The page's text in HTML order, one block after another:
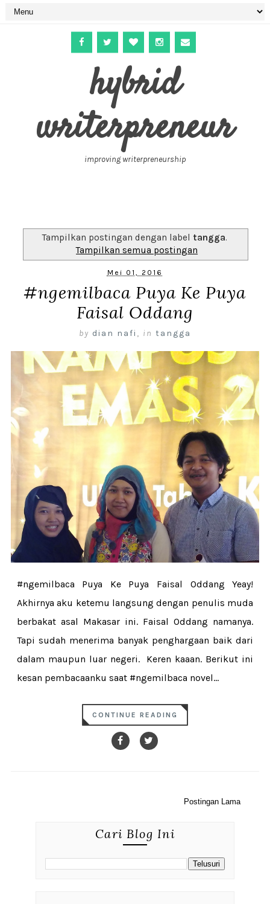
hybrid
writerpreneur
improving writerpreneurship
Tampilkan postingan dengan label tangga.
Tampilkan semua postingan
Mei 01, 2016
#ngemilbaca Puya Ke Puya
Faisal Oddang
by dian nafi , in tangga
#ngemilbaca Puya Ke Puya Faisal Oddang Yeay!
Akhirnya aku ketemu langsung dengan penulis muda
berbakat asal Makasar ini. Faisal Oddang namanya.
Tapi sudah menerima banyak penghargaan baik dari
dalam maupun luar negeri. Keren kaaan. Berikut ini
kesan pembacaanku saat #ngemilbaca novel...
CONTINUE READING
Postingan Lama
Cari Blog Ini